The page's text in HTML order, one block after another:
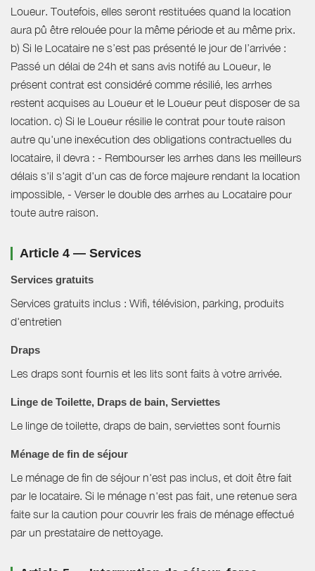
Loueur. Toutefois, elles seront restituées quand la location
aura pû être relouée pour la même période et au même prix.
b) Si le Locataire ne s’est pas présenté le jour de l’arrivée :
Passé un délai de 24h et sans avis notifé au Loueur, le
présent contrat est considéré comme résilié, les arrhes
restent acquises au Loueur et le Loueur peut disposer de sa
location. c) Si le Loueur résilie le contrat pour toute raison
autre qu'une inexécution des obligations contractuelles du
locataire, il devra : - Rembourser les arrhes dans les meilleurs
délais s'il s'agit d'un cas de force majeure rendant la location
impossible, - Verser le double des arrhes au Locataire pour
toute autre raison.
Article 4 — Services
Services gratuits
Services gratuits inclus : Wifi, télévision, parking, produits
d'entretien
Draps
Les draps sont fournis et les lits sont faits à votre arrivée.
Linge de Toilette, Draps de bain, Serviettes
Le linge de toilette, draps de bain, serviettes sont fournis
Ménage de fin de séjour
Le ménage de fin de séjour n'est pas inclus, et doit être fait
par le locataire. Si le ménage n'est pas fait, une retenue sera
faite sur la caution pour couvrir les frais de ménage effectué
par un prestataire de nettoyage.